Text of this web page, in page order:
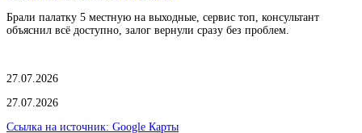
Брали палатку 5 местную на выходные, сервис топ, консультант
объяснил всё доступно, залог вернули сразу без проблем.
27.07.2026
27.07.2026
Ссылка на источник: Google Карты